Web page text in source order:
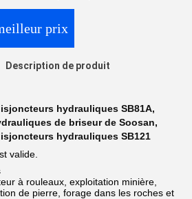
prix
Description de produit
hydrauliques SB81A,
de briseur de Soosan,
hydrauliques SB121
valide.
à rouleaux, exploitation minière,
de pierre, forage dans les roches et